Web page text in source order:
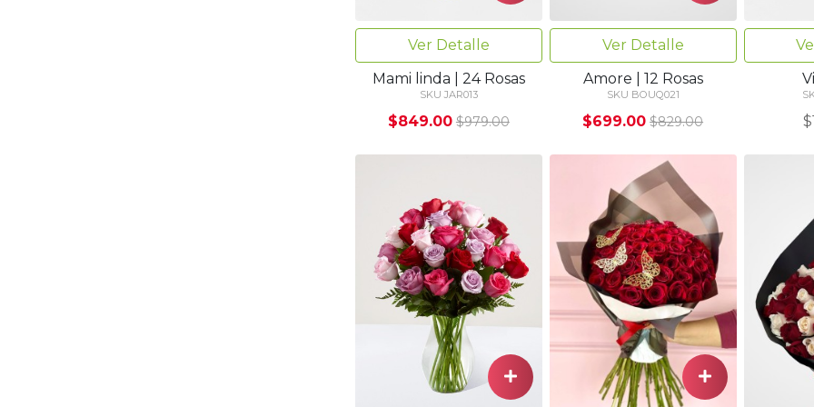
Ver Detalle
Mami linda | 24 Rosas
SKU JAR013
$849.00 $979.00
Ver Detalle
Amore | 12 Rosas
SKU BOUQ021
$699.00 $829.00